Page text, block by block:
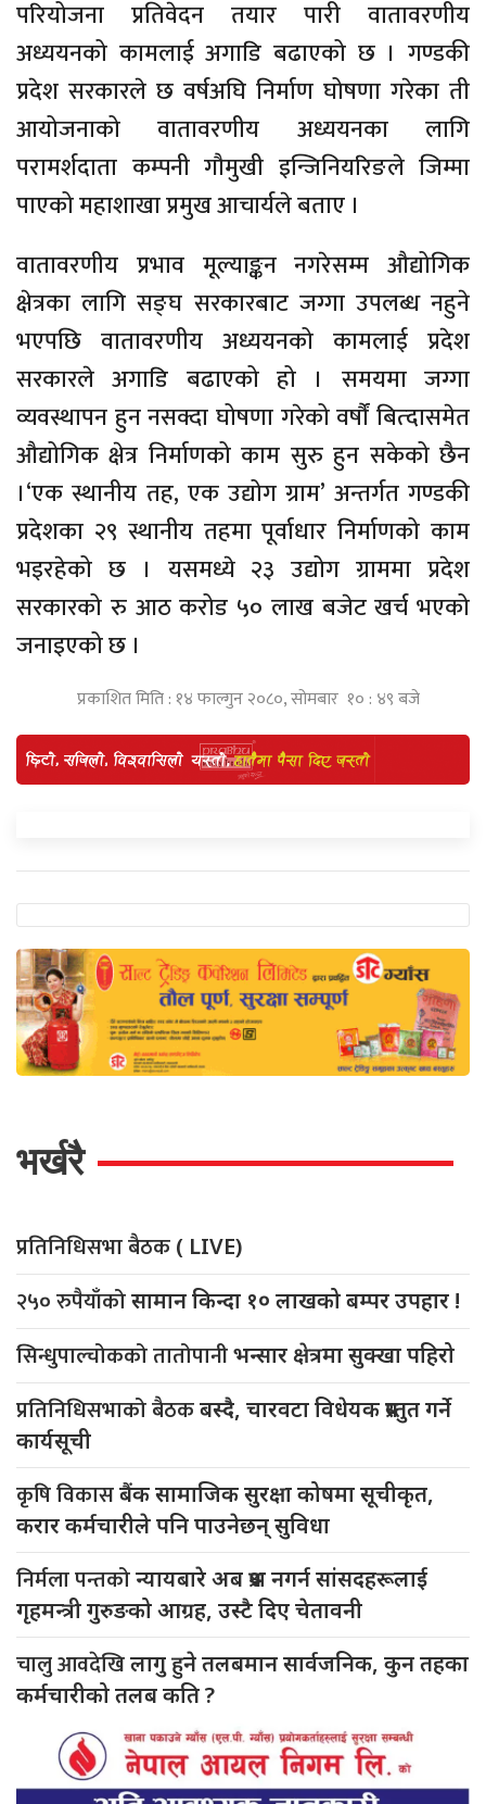
परियोजना प्रतिवेदन तयार पारी वातावरणीय
अध्ययनको कामलाई अगाडि बढाएको छ । गण्डकी
प्रदेश सरकारले छ वर्षअघि निर्माण घोषणा गरेका ती
आयोजनाको वातावरणीय अध्ययनका लागि
परामर्शदाता कम्पनी गौमुखी इन्जिनियरिङले जिम्मा
पाएको महाशाखा प्रमुख आचार्यले बताए ।
वातावरणीय प्रभाव मूल्याङ्कन नगरेसम्म औद्योगिक
क्षेत्रका लागि सङ्घ सरकारबाट जग्गा उपलब्ध नहुने
भएपछि वातावरणीय अध्ययनको कामलाई प्रदेश
सरकारले अगाडि बढाएको हो । समयमा जग्गा
व्यवस्थापन हुन नसक्दा घोषणा गरेको वर्षौं बित्दासमेत
औद्योगिक क्षेत्र निर्माणको काम सुरु हुन सकेको छैन
।‘एक स्थानीय तह, एक उद्योग ग्राम’ अन्तर्गत गण्डकी
प्रदेशका २९ स्थानीय तहमा पूर्वाधार निर्माणको काम
भइरहेको छ । यसमध्ये २३ उद्योग ग्राममा प्रदेश
सरकारको रु आठ करोड ५० लाख बजेट खर्च भएको
जनाइएको छ ।
प्रकाशित मिति : १४ फाल्गुन २०८०, सोमबार १० : ४९ बजे
भर्खरै
प्रतिनिधिसभा बैठक ( LIVE)
२५० रुपैयाँकोसामान किन्दा १० लाखको बम्पर उपहार !
सिन्धुपाल्चोकको तातोपानीभन्सार क्षेत्रमा सुक्खा पहिरो
प्रतिनिधिसभाको बैठकबस्दै, चारवटा विधेयक प्रस्तुत गर्ने
कार्यसूची
कृषि विकासबैंक सामाजिक सुरक्षा कोषमा सूचीकृत,
करार कर्मचारीले पनि पाउनेछन् सुविधा
निर्मला पन्तकोन्यायबारे अब प्रश्न नगर्न सांसदहरूलाई
गृहमन्त्री गुरुङको आग्रह, उस्टै दिए चेतावनी
चालु आवदेखिलागु हुने तलबमान सार्वजनिक, कुन तहका
कर्मचारीको तलब कति ?